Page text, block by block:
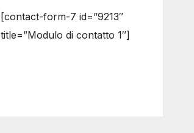
[contact-form-7 id=”9213″
title=”Modulo di contatto 1″]